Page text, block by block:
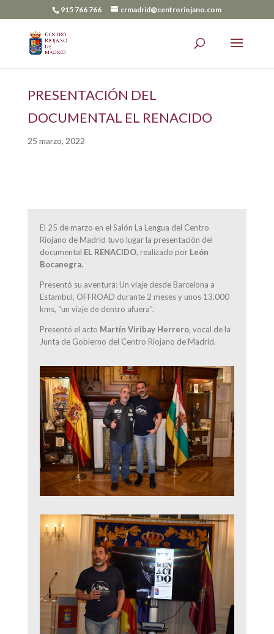
915 766 766 crmadrid@centroriojano.com
PRESENTACIÓN DEL
DOCUMENTAL EL RENACIDO
25 marzo, 2022
El 25 de marzo en el Salón La Lengua del Centro
Riojano de Madrid tuvo lugar la presentación del
documental EL RENACIDO, realizado por León
Bocanegra.
Presentó su aventura: Un viaje desde Barcelona a
Estambul, OFFROAD durante 2 meses y unos 13.000
kms, “un viaje de dentro afuera”.
Presentó el acto Martín Viribay Herrero, vocal de la
Junta de Gobierno del Centro Riojano de Madrid.